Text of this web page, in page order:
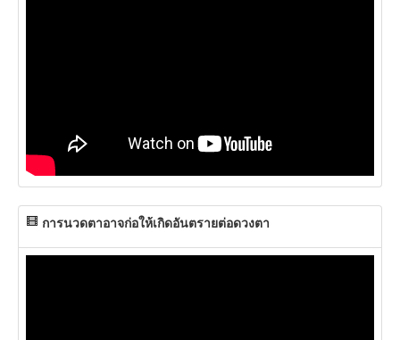
การนวดตาอาจก่อให้เกิดอันตรายต่อดวงตา